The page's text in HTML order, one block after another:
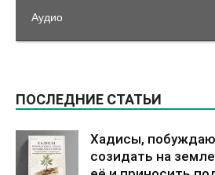
Аудио
ПОСЛЕДНИЕ СТАТЬИ
Хадисы,
созидать на